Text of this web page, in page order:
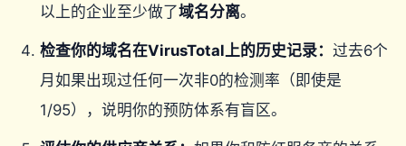
以上的企业至少做了域名分离。
检查你的域名在VirusTotal上的历史记录： 过去6个
月如果出现过任何一次非0的检测率（即使是
1/95），说明你的预防体系有盲区。